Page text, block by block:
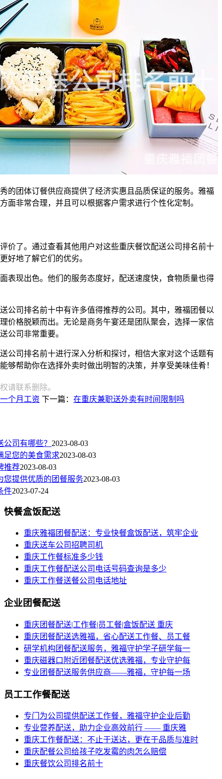
的团体订餐供应商提供了经济实惠且品质保证的服务。雅福
面非常合理，并且可以根据客户需求进行个性化定制。
价了。通过查看其他用户对这些重庆餐饮配送公司排名前十
好地了解它们的优劣。
表现出色。他们的服务态度好，配送速度快，食物质量也得
公司排名前十中有许多值得推荐的公司。其中，雅福团餐以
价格脱颖而出。无论是商务午宴还是团队聚会，选择一家信
公司非常重要。
公司排名前十进行深入分析和探讨，相信大家对这个话题有
够帮助你在选择外卖时做出明智的决策，并享受美味佳肴！
请联系删除。
个月工资 下一篇： 在重庆兼职送外卖有时间限制吗
司有哪些？ 2023-08-03
足您的美食需求2023-08-03
推荐2023-08-03
您提供优质的团餐服务2023-08-03
件2023-07-24
快餐盒饭配送
重庆雅福团餐配送：专业快餐盒饭配送，筑牢企业
重庆送车公司招聘司机
重庆工作餐标准多少钱
重庆工作餐配送公司电话号码查询是多少
重庆工作餐送餐公司电话地址
企业团餐配送
重庆团餐配送|工作餐|员工餐|盒饭配送 重庆
重庆团餐配送选雅福，省心配送工作餐、员工餐
研学机构团餐配送服务，雅福守护学子研学每一
重庆磁器口附近团餐配送优选雅福，专业守护每
专业团餐配送服务供应商——雅福，守护每一场
员工工作餐配送
专门为公司提供配送工作餐，雅福守护企业后勤
专业营养配送，助力企业高效前行 —— 重庆雅
重庆工作餐配送：不止于送达，更在于品质与准时
重庆配餐公司给孩子吃发霉的肉怎么赔偿
重庆餐饮公司排名前十